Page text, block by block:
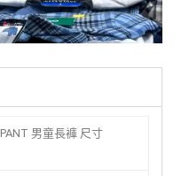
男童長褲 尺寸